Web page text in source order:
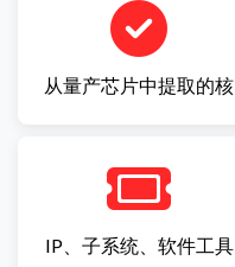
从量产芯片中提取的核
IP、子系统、软件工具